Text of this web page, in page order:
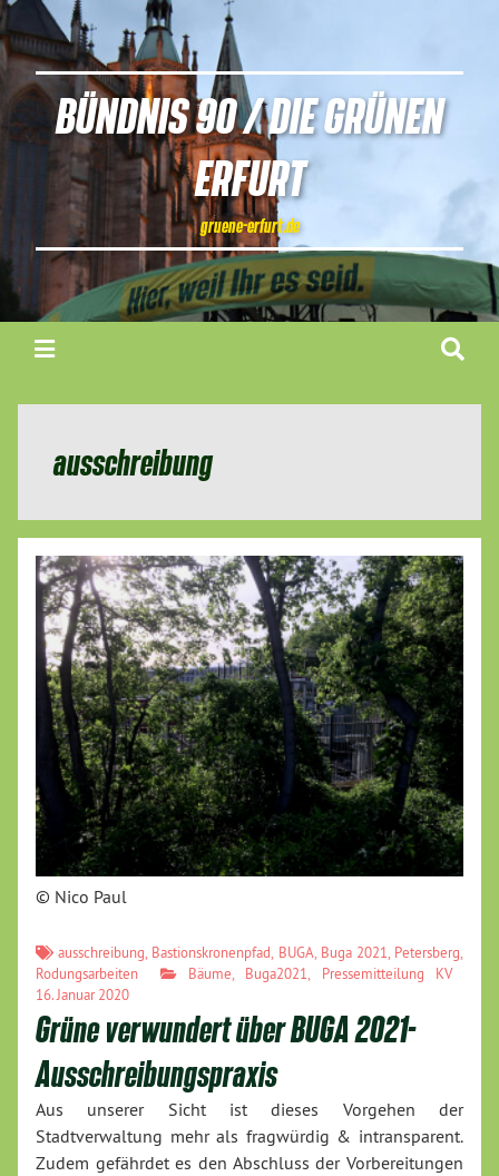
BÜNDNIS 90 / DIE GRÜNEN
ERFURT
gruene-erfurt.de
ausschreibung
© Nico Paul
ausschreibung Bastionskronenpfad BUGA Buga 2021 Petersberg
Rodungsarbeiten
Bäume Buga2021
Pressemitteilung KV
16. Januar 2020
Grüne verwundert über BUGA 2021-
Ausschreibungspraxis
Aus unserer Sicht ist dieses Vorgehen der
Stadtverwaltung mehr als fragwürdig & intransparent.
Zudem gefährdet es den Abschluss der Vorbereitungen